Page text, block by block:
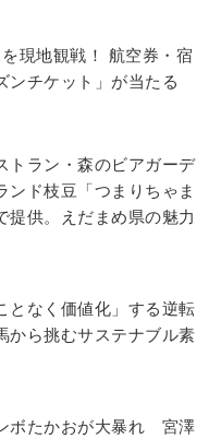
現地観戦！ 航空券・宿
ンチケット」が当たる
トラン・森のビアガーデ
ンド枝豆「つまりちゃま
提供。えだまめ県の魅力
となく価値化」する逆転
から挑むサステナブル素
ボたかおが大暴れ 宮澤